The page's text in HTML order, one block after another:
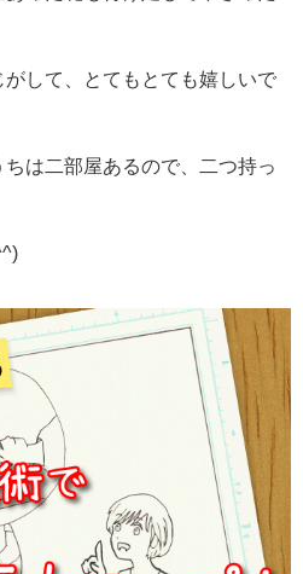
して、とてもとても嬉しいで
は二部屋あるので、二つ持っ